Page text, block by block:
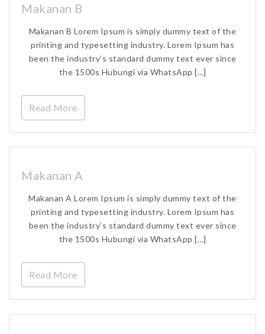
Makanan B
Makanan B Lorem Ipsum is simply dummy text of the
printing and typesetting industry. Lorem Ipsum has
been the industry’s standard dummy text ever since
the 1500s Hubungi via WhatsApp […]
Read More
Makanan A
Makanan A Lorem Ipsum is simply dummy text of the
printing and typesetting industry. Lorem Ipsum has
been the industry’s standard dummy text ever since
the 1500s Hubungi via WhatsApp […]
Read More